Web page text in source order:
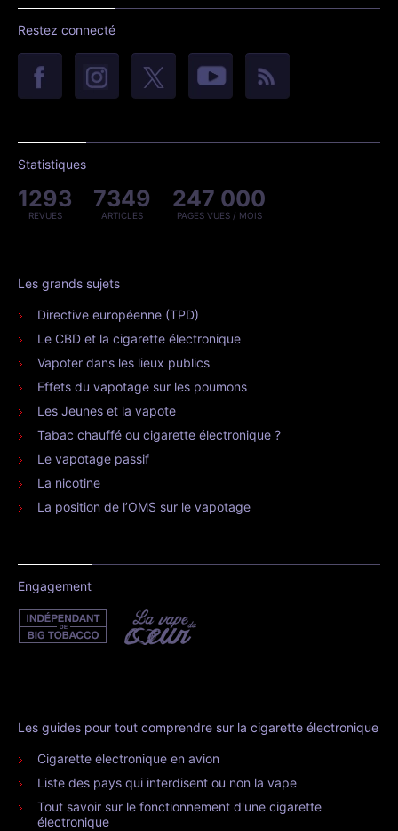
Restez connecté
Statistiques
1293
REVUES
7349
ARTICLES
247 000
PAGES VUES / MOIS
Les grands sujets
Directive européenne (TPD)
Le CBD et la cigarette électronique
Vapoter dans les lieux publics
Effets du vapotage sur les poumons
Les Jeunes et la vapote
Tabac chauffé ou cigarette électronique ?
Le vapotage passif
La nicotine
La position de l’OMS sur le vapotage
Engagement
Les guides pour tout comprendre sur la cigarette électronique
Cigarette électronique en avion
Liste des pays qui interdisent ou non la vape
Tout savoir sur le fonctionnement d'une cigarette
électronique